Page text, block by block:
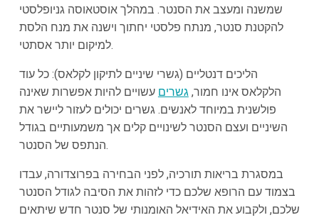
שמשנה ומעצב את הסנטר. במהלך אוסטאוסה גניופלסטי
להקטנת סנטר, מנתח פלסטי יחתוך וישנה את מנח הלסת
למיקום יותר אסתטי.
הליכים דנטליים (גשרי שיניים לתיקון לקלאס): כל עוד
הלקלאס אינו חמור,גשרים עשויים להיות אפשרות שאינה
פולשנית במיוחד לאנשים. גשרים יכולים לעזור ליישר את
השיניים ועצם הסנטר לשינויים קלים אך משמעותיים בגודל
הנתפס של הסנטר.
במסגרת בריאות תורכיה, לפני הבחירה בפרוצדורה, עבדו
בצמוד עם הרופא שלכם כדי לזהות את הסיבה לגודל הסנטר
שלכם, ולקבוע את האידיאל האומנותי של סנטר חדש שיתאים